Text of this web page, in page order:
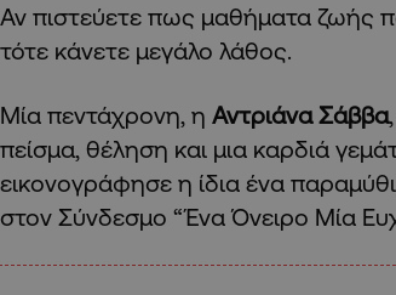
Αν πιστεύετε πως μαθήματα ζωής
τότε κάνετε μεγάλο λάθος.
Mία πεντάχρονη, η Αντριάνα Σάββα
πείσμα, θέληση και μια καρδιά
εικονογράφησε η ίδια ένα
στον Σύνδεσμο “Ένα Όνειρο Μία